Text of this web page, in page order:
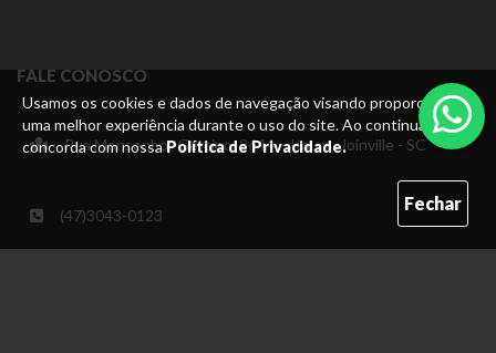
Usamos os cookies e dados de navegação visando proporcionar
uma melhor experiência durante o uso do site. Ao continuar, você
concorda com nossaPolítica de Privacidade.
Fechar
FALE CONOSCO
Rua Monsenhor Gercino, 2644 – Itaum -Joinville - SC
(47)3043-0123